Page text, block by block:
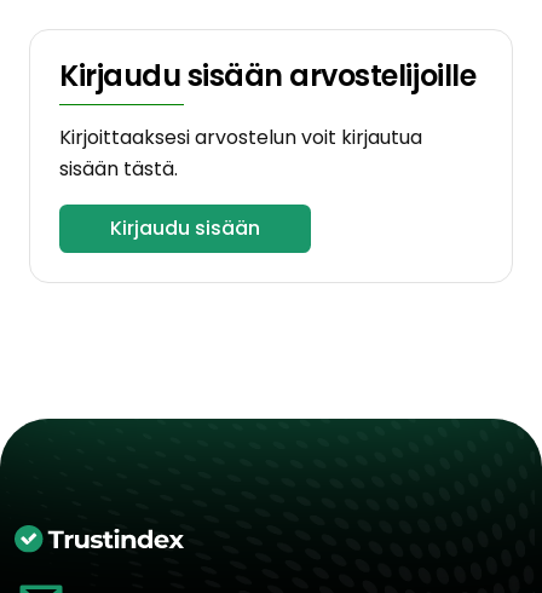
Kirjaudu sisään arvostelijoille
Kirjoittaaksesi arvostelun voit kirjautua
sisään tästä.
Kirjaudu sisään